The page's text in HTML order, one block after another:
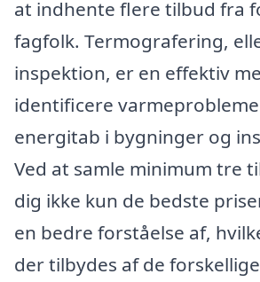
at indhente flere tilbud fra
fagfolk. Termografering,
inspektion, er en effektiv
identificere
energitab i bygninger og
Ved at samle minimum tre
dig ikke kun de bedste
en bedre forståelse af,
der tilbydes af de forskellige